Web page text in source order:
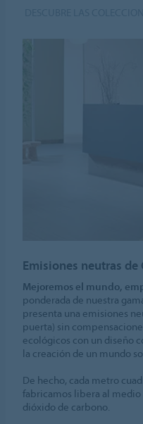
Emisiones neutras
Mejoremos el mundo,
ponderada de nuestra
presenta una emisiones
puerta) sin
ecológicos con un diseño
la creación de un mundo
De hecho, cada metro
fabricamos libera al
dióxido de carbono.